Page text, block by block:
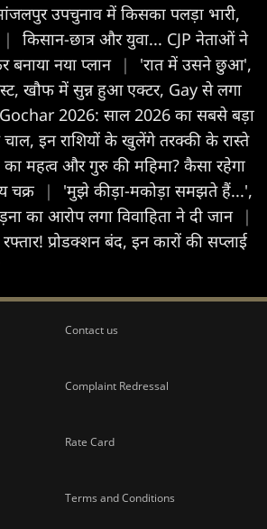
उपचुनाव में क‍िसका पलड़ा भारी,
|
किसान-छात्र और युवा... CJP नेताओं ने
नया प्लान |
'रात में उसने छुआ',
खौफ में सुन्न हुआ एक्टर, Gay से लगा
2026: साल 2026 का सबसे बड़ा
इन राशियों के खुलेंगे तरक्की के रास्ते
का महत्व और गुरु की मह‍िमा? कैसा रहेगा
चक्र
|
'मुझे कीड़ा-मकोड़ा समझते हैं...',
का आरोप लगा विवाहिता ने दी जान |
प्रोडक्शन बंद, इन कारों की सप्लाई
Contact us
Complaint Redressal
Rate Card
Terms and Conditions